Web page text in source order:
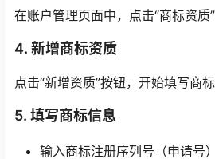
在账户管理页面中，点击“商标资质”
4. 新增商标资质
点击“新增资质”按钮，开始填写商
5. 填写商标信息
输入商标注册序列号（申请号